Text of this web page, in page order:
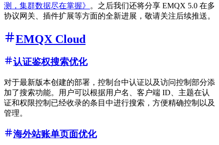
测，集群数据尽在掌握》
。之后我们还将分享 EMQX 5.0 在多
协议网关、插件扩展等方面的全新进展，敬请关注后续推送。
EMQX Cloud
认证鉴权搜索优化
对于最新版本创建的部署，控制台中认证以及访问控制部分添
加了搜索功能。用户可以根据用户名、客户端 ID、主题在认
证和权限控制已经收录的条目中进行搜索，方便精确控制以及
管理。
海外站账单页面优化